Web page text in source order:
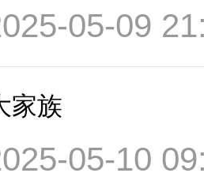
05-09
家族
05-10